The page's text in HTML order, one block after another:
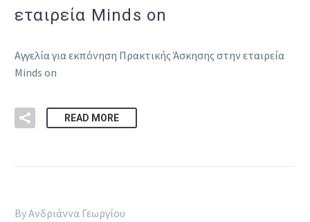
εταιρεία Minds on
Αγγελία για εκπόνηση Πρακτικής Άσκησης στην εταιρεία
Minds on
READ MORE
By Ανδριάννα Γεωργίου